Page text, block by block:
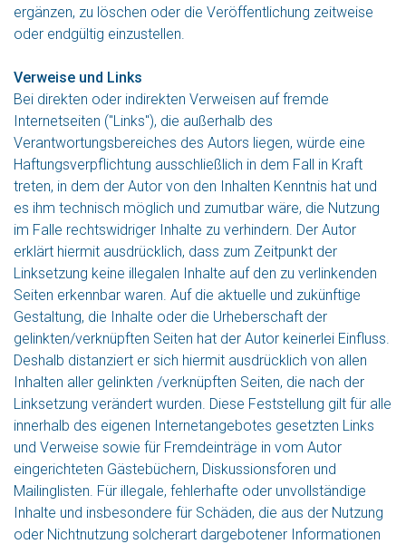
ergänzen, zu löschen oder die Veröffentlichung zeitweise
oder endgültig einzustellen.
Verweise und Links
Bei direkten oder indirekten Verweisen auf fremde
Internetseiten ("Links"), die außerhalb des
Verantwortungsbereiches des Autors liegen, würde eine
Haftungsverpflichtung ausschließlich in dem Fall in Kraft
treten, in dem der Autor von den Inhalten Kenntnis hat und
es ihm technisch möglich und zumutbar wäre, die Nutzung
im Falle rechtswidriger Inhalte zu verhindern. Der Autor
erklärt hiermit ausdrücklich, dass zum Zeitpunkt der
Linksetzung keine illegalen Inhalte auf den zu verlinkenden
Seiten erkennbar waren. Auf die aktuelle und zukünftige
Gestaltung, die Inhalte oder die Urheberschaft der
gelinkten/verknüpften Seiten hat der Autor keinerlei Einfluss.
Deshalb distanziert er sich hiermit ausdrücklich von allen
Inhalten aller gelinkten /verknüpften Seiten, die nach der
Linksetzung verändert wurden. Diese Feststellung gilt für alle
innerhalb des eigenen Internetangebotes gesetzten Links
und Verweise sowie für Fremdeinträge in vom Autor
eingerichteten Gästebüchern, Diskussionsforen und
Mailinglisten. Für illegale, fehlerhafte oder unvollständige
Inhalte und insbesondere für Schäden, die aus der Nutzung
oder Nichtnutzung solcherart dargebotener Informationen